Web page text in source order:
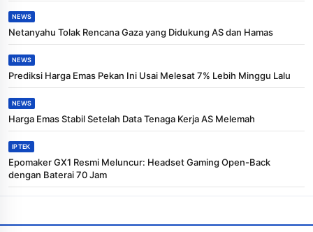
NEWS
Netanyahu Tolak Rencana Gaza yang Didukung AS dan Hamas
NEWS
Prediksi Harga Emas Pekan Ini Usai Melesat 7% Lebih Minggu Lalu
NEWS
Harga Emas Stabil Setelah Data Tenaga Kerja AS Melemah
IPTEK
Epomaker GX1 Resmi Meluncur: Headset Gaming Open-Back
dengan Baterai 70 Jam